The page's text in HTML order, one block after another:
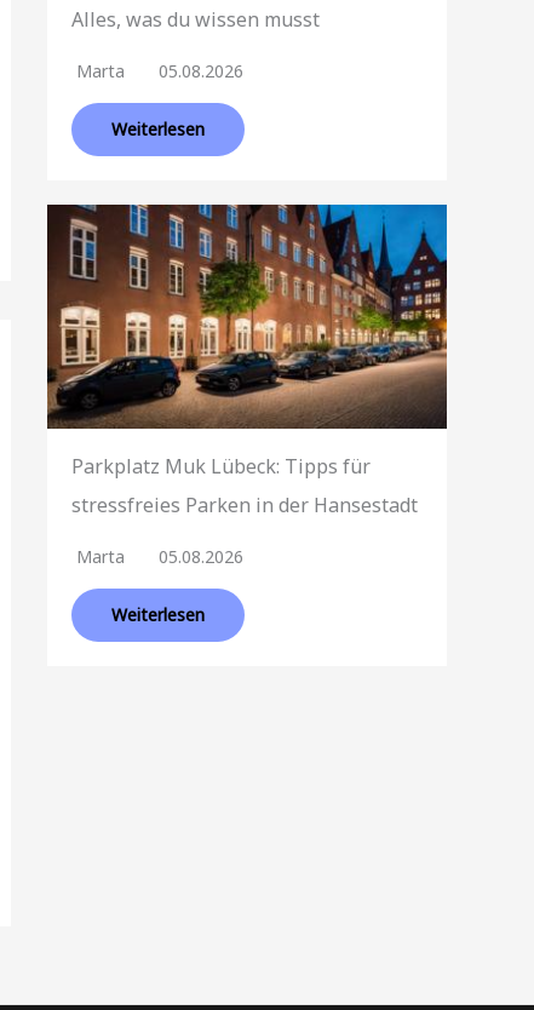
Alles, was du wissen musst
Marta 05.08.2026
Weiterlesen
Parkplatz Muk Lübeck: Tipps für
stressfreies Parken in der Hansestadt
Marta 05.08.2026
Weiterlesen